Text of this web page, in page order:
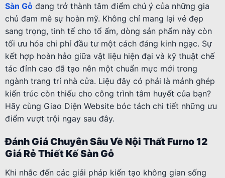
Sàn Gỗ đang trở thành tâm điểm chú ý của những gia
chủ đam mê sự hoàn mỹ. Không chỉ mang lại vẻ đẹp
sang trọng, tinh tế cho tổ ấm, dòng sản phẩm này còn
tối ưu hóa chi phí đầu tư một cách đáng kinh ngạc. Sự
kết hợp hoàn hảo giữa vật liệu hiện đại và kỹ thuật chế
tác đỉnh cao đã tạo nên một chuẩn mực mới trong
ngành trang trí nhà cửa. Liệu đây có phải là mảnh ghép
kiến trúc còn thiếu cho công trình tâm huyết của bạn?
Hãy cùng Giao Diện Website bóc tách chi tiết những ưu
điểm vượt trội ngay sau đây.
Đánh Giá Chuyên Sâu Về Nội Thất Furno 12
Giá Rẻ Thiết Kế Sàn Gỗ
Khi nhắc đến các giải pháp kiến tạo không gian sống